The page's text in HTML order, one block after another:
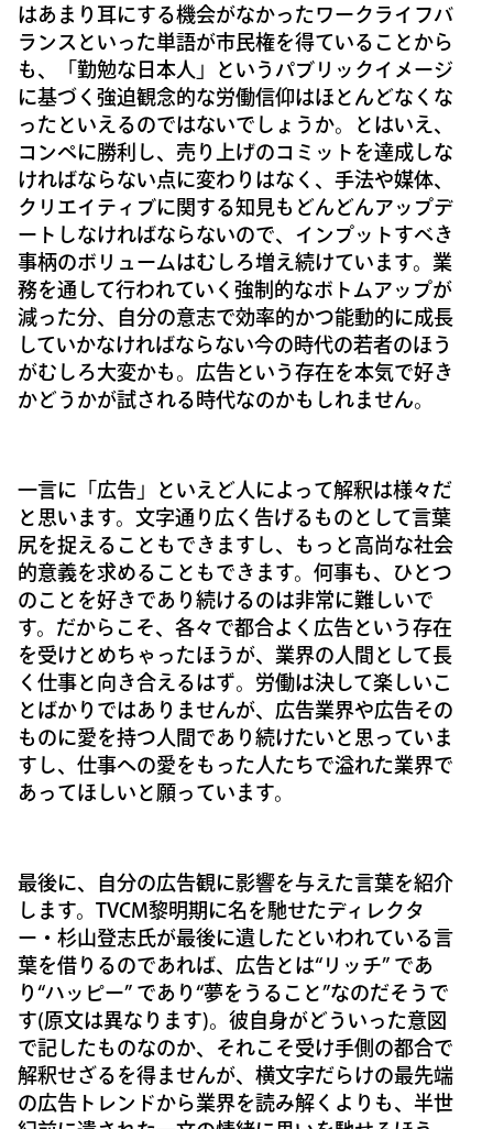
はあまり耳にする機会がなかったワークライフバ
ランスといった単語が市民権を得ていることから
も、「勤勉な日本人」というパブリックイメージ
に基づく強迫観念的な労働信仰はほとんどなくな
ったといえるのではないでしょうか。とはいえ、
コンペに勝利し、売り上げのコミットを達成しな
ければならない点に変わりはなく、手法や媒体、
クリエイティブに関する知見もどんどんアップデ
ートしなければならないので、インプットすべき
事柄のボリュームはむしろ増え続けています。業
務を通して行われていく強制的なボトムアップが
減った分、自分の意志で効率的かつ能動的に成長
していかなければならない今の時代の若者のほう
がむしろ大変かも。広告という存在を本気で好き
かどうかが試される時代なのかもしれません。
一言に「広告」といえど人によって解釈は様々だ
と思います。文字通り広く告げるものとして言葉
尻を捉えることもできますし、もっと高尚な社会
的意義を求めることもできます。何事も、ひとつ
のことを好きであり続けるのは非常に難しいで
す。だからこそ、各々で都合よく広告という存在
を受けとめちゃったほうが、業界の人間として長
く仕事と向き合えるはず。労働は決して楽しいこ
とばかりではありませんが、広告業界や広告その
ものに愛を持つ人間であり続けたいと思っていま
すし、仕事への愛をもった人たちで溢れた業界で
あってほしいと願っています。
最後に、自分の広告観に影響を与えた言葉を紹介
します。TVCM黎明期に名を馳せたディレクタ
ー・杉山登志氏が最後に遺したといわれている言
葉を借りるのであれば、広告とは“リッチ” であ
り“ハッピー” であり“夢をうること”なのだそうで
す(原文は異なります)。彼自身がどういった意図
で記したものなのか、それこそ受け手側の都合で
解釈せざるを得ませんが、横文字だらけの最先端
の広告トレンドから業界を読み解くよりも、半世